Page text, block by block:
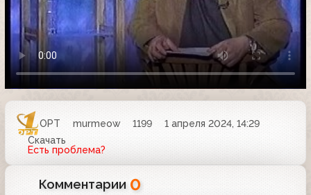
ОРТ murmeow 1199
1 апреля 2024, 14:29
Скачать
Есть проблема?
Комментарии 0